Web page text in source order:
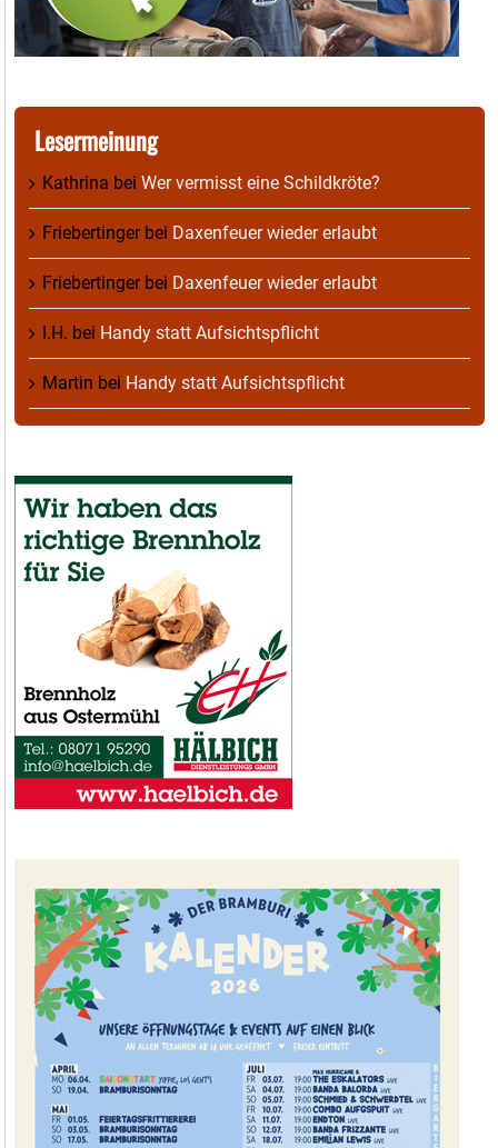
Lesermeinung
Kathrina bei Wer vermisst eine Schildkröte?
Friebertingerbei Daxenfeuer wieder erlaubt
Friebertingerbei Daxenfeuer wieder erlaubt
I.H. bei Handy statt Aufsichtspflicht
Martin bei Handy statt Aufsichtspflicht